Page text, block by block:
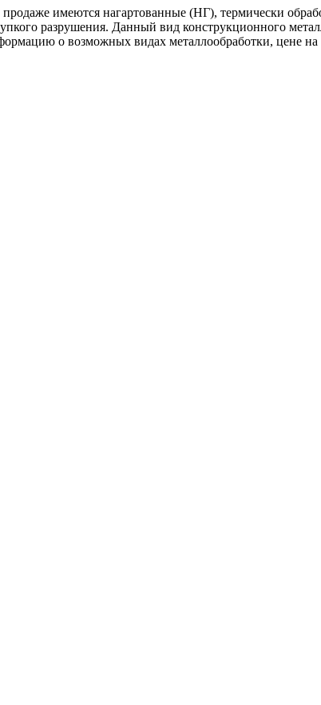
имеются нагартованные (НГ), термически
разрушения. Данный вид конструкционного
о возможных видах металлообработки, цене